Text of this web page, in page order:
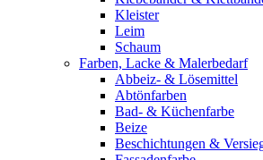
Kleister
Leim
Schaum
Farben, Lacke & Malerbedarf
Abbeiz- & Lösemittel
Abtönfarben
Bad- & Küchenfarbe
Beize
Beschichtungen &